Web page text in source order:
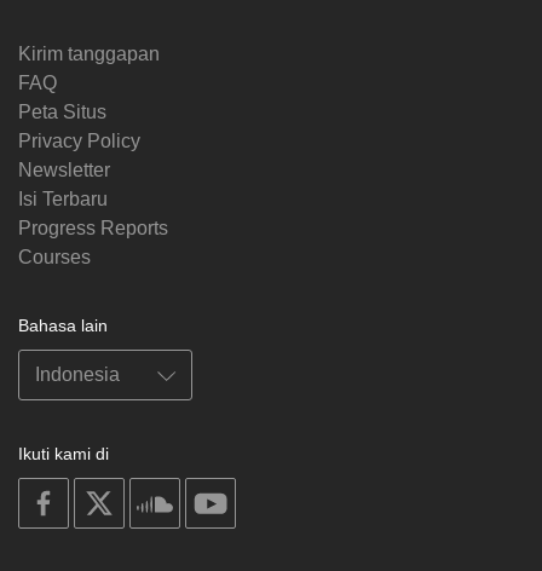
Kirim tanggapan
FAQ
Peta Situs
Privacy Policy
Newsletter
Isi Terbaru
Progress Reports
Courses
Bahasa lain
Ikuti kami di
on
facebook
soundcloud